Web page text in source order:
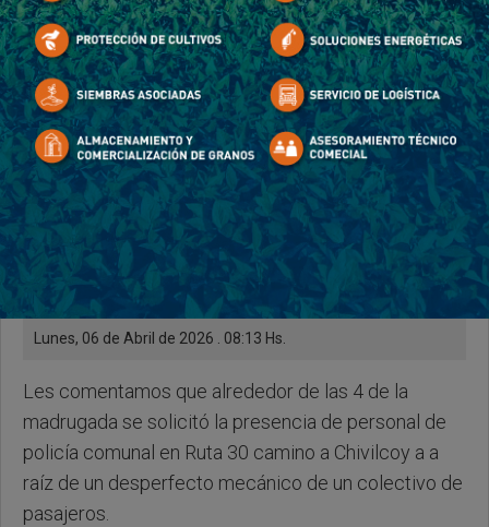
Lunes, 06 de Abril de 2026 . 08:13 Hs.
Les comentamos que alrededor de las 4 de la
madrugada se solicitó la presencia de personal de
policía comunal en Ruta 30 camino a Chivilcoy a a
raíz de un desperfecto mecánico de un colectivo de
pasajeros.